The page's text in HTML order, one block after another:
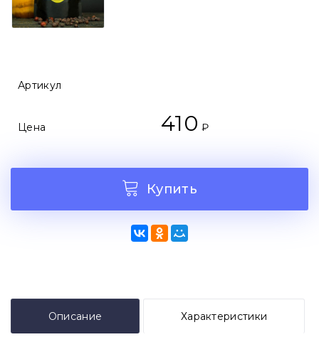
Артикул
Цена 410 ₽
Купить
Описание Характеристики